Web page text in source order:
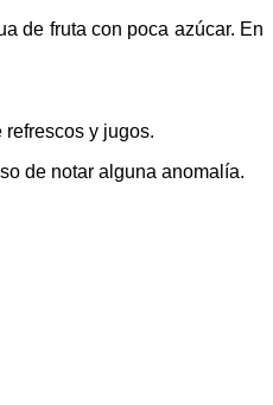
de fruta con poca azúcar. En
y jugos.
de notar alguna anomalía.